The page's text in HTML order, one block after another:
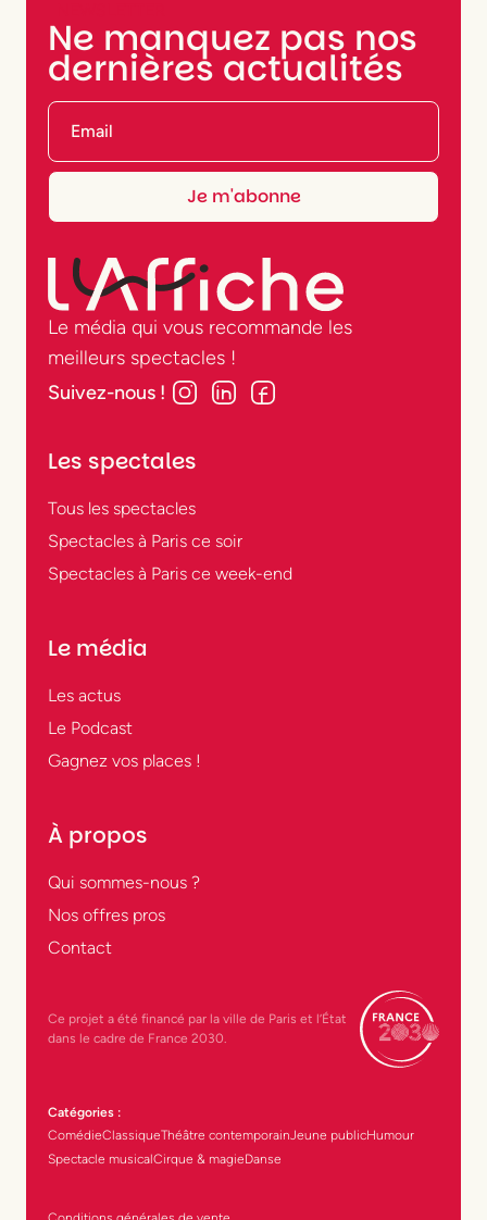
Ne manquez pas nos
dernières actualités
Le média qui vous recommande les
meilleurs spectacles !
Suivez-nous !
Les spectales
Tous les spectacles
Spectacles à Paris ce soir
Spectacles à Paris ce week-end
Le média
Les actus
Le Podcast
Gagnez vos places !
À propos
Qui sommes-nous ?
Nos offres pros
Contact
Ce projet a été financé par la ville de Paris et l’État
dans le cadre de France 2030.
Catégories :
ComédieClassiqueThéâtre contemporainJeune publicHumour
Spectacle musicalCirque & magieDanse